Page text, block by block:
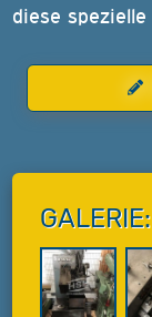
diese
GALERIE: